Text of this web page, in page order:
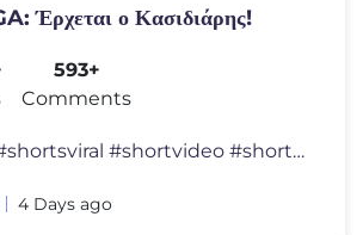
Έρχεται ο Κασιδιάρης!
593+
Comments
#shortsvideo #shortsviral #shortvideo #shorts #short #shortyoutube
4 Days ago